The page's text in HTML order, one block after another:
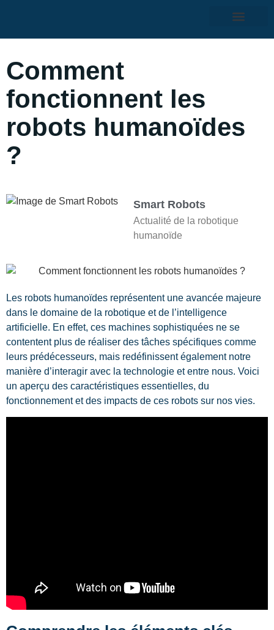
Comment
fonctionnent les
robots humanoïdes
?
Smart Robots
Actualité de la robotique
humanoïde
Les robots humanoïdes représentent une avancée majeure
dans le domaine de la robotique et de l’intelligence
artificielle. En effet, ces machines sophistiquées ne se
contentent plus de réaliser des tâches spécifiques comme
leurs prédécesseurs, mais redéfinissent également notre
manière d’interagir avec la technologie et entre nous. Voici
un aperçu des caractéristiques essentielles, du
fonctionnement et des impacts de ces robots sur nos vies.